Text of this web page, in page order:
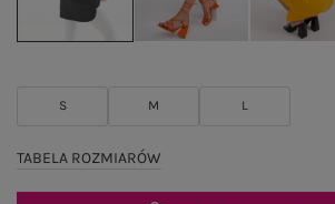
S M L
TABELA ROZMIARÓW